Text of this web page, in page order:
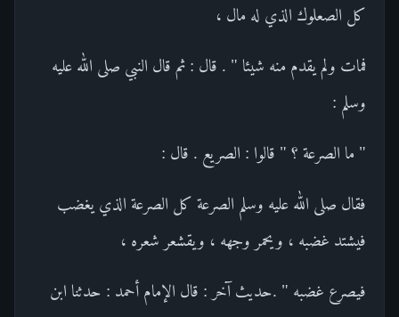
كل الصعلوك الذي له مال ،
فمات ولم يقدم منه شيئا " . قال : ثم قال النبي صلى الله عليه
وسلم :
" ما الصرعة ؟ " قالوا : الصريع . قال :
فقال صلى الله عليه وسلم الصرعة كل الصرعة الذي يغضب
فيشتد غضبه ، ويحمر وجهه ، ويقشعر شعره ،
فيصرع غضبه " .حديث آخر : قال الإمام أحمد : حدثنا ابن